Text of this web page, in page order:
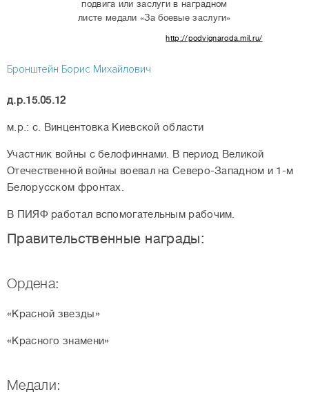
подвига или заслуги в наградном
листе медали «За боевые заслуги»
http://podvignaroda.mil.ru/
Бронштейн Борис Михайлович
д.р.15.05.12
м.р.: с. Винцентовка Киевской области
Участник войны с белофиннами. В период Великой
Отечественной войны воевал на Северо-Западном и 1-м
Белорусском фронтах.
В ПИЯФ работал вспомогательным рабочим.
Правительственные награды:
Ордена:
«Красной звезды»
«Красного знамени»
Медали: